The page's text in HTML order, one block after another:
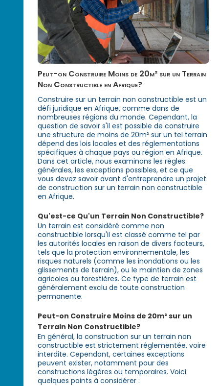
Peut-on Construire Moins de 20m² sur un Terrain
Non Constructible en Afrique?
Construire sur un terrain non constructible est un
défi juridique en Afrique, comme dans de
nombreuses régions du monde. Cependant, la
question de savoir s'il est possible de construire
une structure de moins de 20m² sur un tel terrain
dépend des lois locales et des réglementations
spécifiques à chaque pays ou région en Afrique.
Dans cet article, nous examinons les règles
générales, les exceptions possibles, et ce que
vous devez savoir avant d'entreprendre un projet
de construction sur un terrain non constructible
en Afrique.
Qu'est-ce Qu'un Terrain Non Constructible?
Un terrain est considéré comme non
constructible lorsqu'il est classé comme tel par
les autorités locales en raison de divers facteurs,
tels que la protection environnementale, les
risques naturels (comme les inondations ou les
glissements de terrain), ou le maintien de zones
agricoles ou forestières. Ce type de terrain est
généralement exclu de toute construction
permanente.
Peut-on Construire Moins de 20m² sur un
Terrain Non Constructible?
En général, la construction sur un terrain non
constructible est strictement réglementée, voire
interdite. Cependant, certaines exceptions
peuvent exister, notamment pour des
constructions légères ou temporaires. Voici
quelques points à considérer :